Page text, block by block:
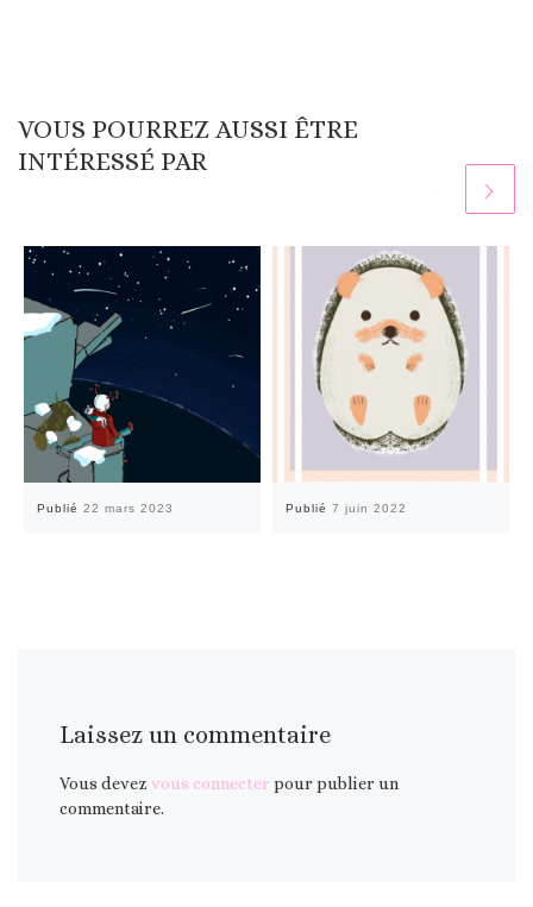
VOUS POURREZ AUSSI ÊTRE
INTÉRESSÉ PAR
Publié 22 mars 2023 Publié 7 juin 2022
Laissez un commentaire
Vous devezvous connecter pour publier un
commentaire.